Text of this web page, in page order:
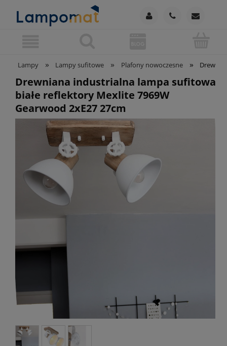
Lampy » Lampy sufitowe » Plafony nowoczesne »
Drewniana industrialna lampa sufitowa
białe reflektory Mexlite 7969W
Gearwood 2xE27 27cm